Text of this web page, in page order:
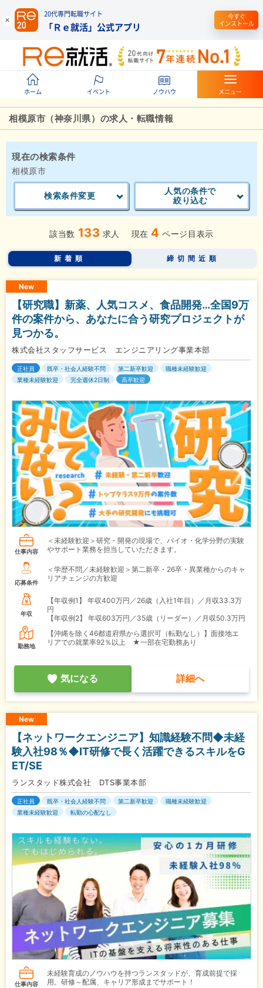
20代専門転職サイト
「Ｒｅ就活」公式アプリ
今すぐ
インストール
ホーム イベント ノウハウ メニュー
相模原市（神奈川県）の求人・転職情報
現在の検索条件
相模原市
検索条件変更
人気の条件で
絞り込む
該当数 133 求人 現在 4 ページ目表示
新着順 締切間近順
New
【研究職】新薬、人気コスメ、食品開発…全国9万
件の案件から、あなたに合う研究プロジェクトが
見つかる。
株式会社スタッフサービス エンジニアリング事業本部
正社員 既卒・社会人経験不問 第二新卒歓迎
職種未経験歓迎
業種未経験歓迎
完全週休2日制 高卒歓迎
仕事内容
＜未経験歓迎＞研究・開発の現場で、バイオ・化学分野の実験
やサポート業務を担当していただきます。
応募条件
＜学歴不問／未経験歓迎＞第二新卒・26卒・異業種からのキャ
リアチェンジの方歓迎
年収
【年収例1】
年収400万円／26歳（入社1年目）／月収33.3万
円
【年収例2】
年収603万円／35歳（リーダー）／月収50.3万円
勤務地
【沖縄を除く46都道府県から選択可（転勤なし）】面接地エ
リアでの就業率92％以上 ★一部在宅勤務あり
気になる 詳細へ
New
【ネットワークエンジニア】知識経験不問◆未経
験入社98％◆IT研修で長く活躍できるスキルをG
ET/SE
ランスタッド株式会社 DTS事業本部
正社員 既卒・社会人経験不問 第二新卒歓迎
職種未経験歓迎
業種未経験歓迎
転勤の心配なし
仕事内容
未経験育成のノウハウを持つランスタッドが、育成前提で採
用。研修～配属、キャリア形成までサポート！